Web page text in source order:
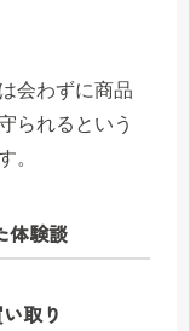
会わずに商品
られるという
。
体験談
取り